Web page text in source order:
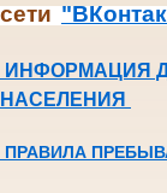
сети
ИНФОРМАЦИЯ
НАСЕЛЕНИЯ
ПРАВИЛА